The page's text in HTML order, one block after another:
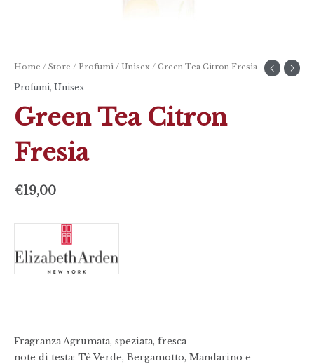
Home / Store / Profumi / Unisex / Green Tea Citron Fresia
Profumi, Unisex
Green Tea Citron
Fresia
€19,00
Fragranza Agrumata, speziata, fresca
note di testa: Tè Verde, Bergamotto, Mandarino e